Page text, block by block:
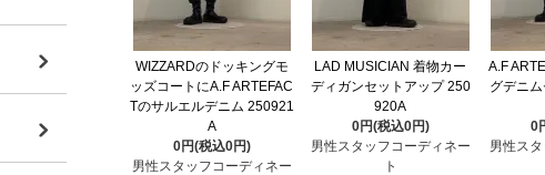
WIZZARDのドッキングモ
ッズコートにA.F ARTEFAC
Tのサルエルデニム 250921
A
0円(税込0円)
男性スタッフコーディネー
LAD MUSICIAN 着物カー
ディガンセットアップ 250
920A
0円(税込0円)
男性スタッフコーディネー
ト
A.F
グデニ
0
男性ス